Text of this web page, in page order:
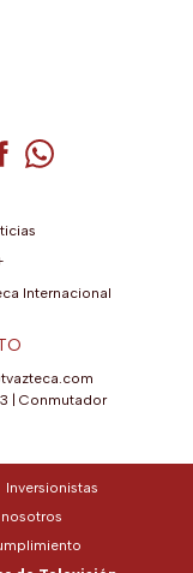
(se abre en una
(se abre en una
(se abre en
YouTube (se abre
de Telegram (se
Cuenta de
Cuenta de
Internacional
Conmutador
Inversionistas